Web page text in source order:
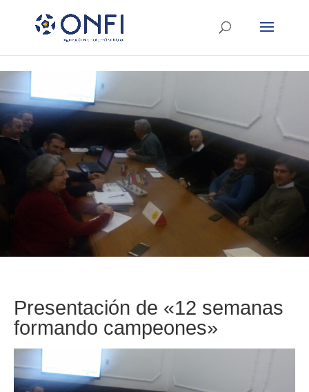
Presentación de «12 semanas
formando campeones»